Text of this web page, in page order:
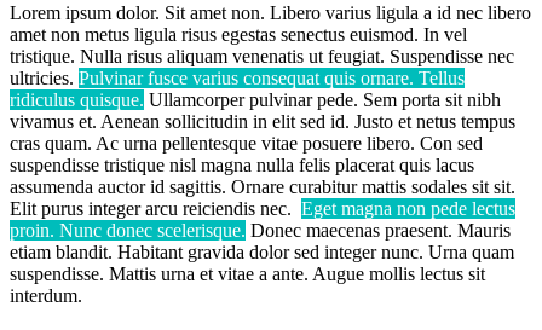
Lorem ipsum dolor. Sit amet non. Libero varius ligula a id nec libero
amet non metus ligula risus egestas senectus euismod. In vel
tristique. Nulla risus aliquam venenatis ut feugiat. Suspendisse nec
ultricies. Pulvinar fusce varius consequat quis ornare. Tellus
ridiculus quisque. Ullamcorper pulvinar pede. Sem porta sit nibh
vivamus et. Aenean sollicitudin in elit sed id. Justo et netus tempus
cras quam. Ac urna pellentesque vitae posuere libero. Con sed
suspendisse tristique nisl magna nulla felis placerat quis lacus
assumenda auctor id sagittis. Ornare curabitur mattis sodales sit sit.
Elit purus integer arcu reiciendis nec. Eget magna non pede lectus
proin. Nunc donec scelerisque. Donec maecenas praesent. Mauris
etiam blandit. Habitant gravida dolor sed integer nunc. Urna quam
suspendisse. Mattis urna et vitae a ante. Augue mollis lectus sit
interdum.